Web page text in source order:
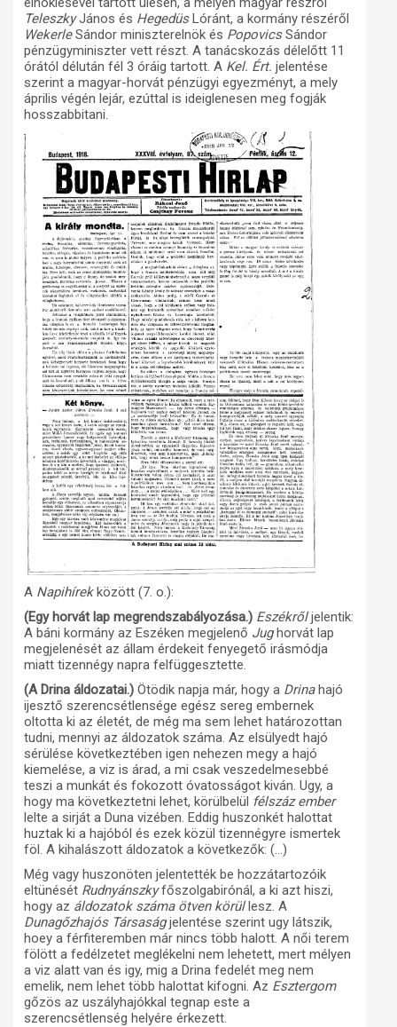
TeleszkyJános és HegedüsLóránt, a kormány részéről
WekerleSándor miniszterelnök és PopovicsSándor
pénzügyminiszter vett részt. A tanácskozás délelőtt 11
órától délután fél 3 óráig tartott. A Kel. Ért. jelentése
szerint a magyar-horvát pénzügyi egyezményt, a mely
április végén lejár, ezúttal is ideiglenesen meg fogják
hosszabbitani.
A Napihírekközött (7. o.):
(Egy horvát lap megrendszabályozása.) Eszékrőljelentik:
A báni kormány az Eszéken megjelenő Jughorvát lap
megjelenését az állam érdekeit fenyegető irásmódja
miatt tizennégy napra felfüggesztette.
(A Drina áldozatai.) Ötödik napja már, hogy a Drinahajó
ijesztő szerencsétlensége egész sereg embernek
oltotta ki az életét, de még ma sem lehet határozottan
tudni, mennyi az áldozatok száma. Az elsülyedt hajó
sérülése következtében igen nehezen megy a hajó
kiemelése, a viz is árad, a mi csak veszedelmesebbé
teszi a munkát és fokozott óvatosságot kiván. Ugy, a
hogy ma következtetni lehet, körülbelül félszáz ember
lelte a sirját a Duna vizében. Eddig huszonkét halottat
huztak ki a hajóból és ezek közül tizennégyre ismertek
föl. A kihalászott áldozatok a következők: (…)
Még vagy huszonöten jelentették be hozzátartozóik
eltünését Rudnyánszkyfőszolgabirónál, a ki azt hiszi,
hogy az áldozatok száma ötven körüllesz. A
Dunagőzhajós Társaságjelentése szerint ugy látszik,
hoey a férfiteremben már nincs több halott. A női terem
fölött a fedélzetet meglékelni nem lehetett, mert mélyen
a viz alatt van és igy, mig a Drina fedelét meg nem
emelik, nem lehet több halottat kifogni. Az Esztergom
gőzös az uszályhajókkal tegnap este a
szerencsétlenség helyére érkezett.